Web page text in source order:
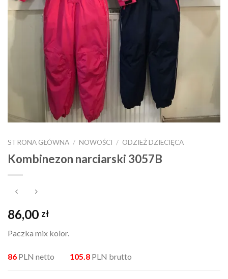
STRONA GŁÓWNA / NOWOŚCI / ODZIEŻ DZIECIĘCA
Kombinezon narciarski 3057B
86,00 zł
Paczka mix kolor.
86 PLN netto 105.8 PLN brutto